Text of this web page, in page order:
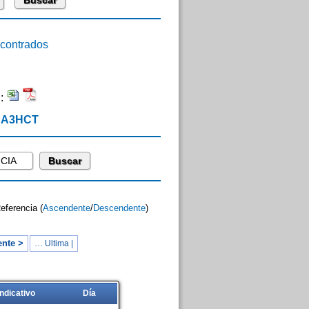
(Ascendente/Descendente)
> … Ultima |
Día